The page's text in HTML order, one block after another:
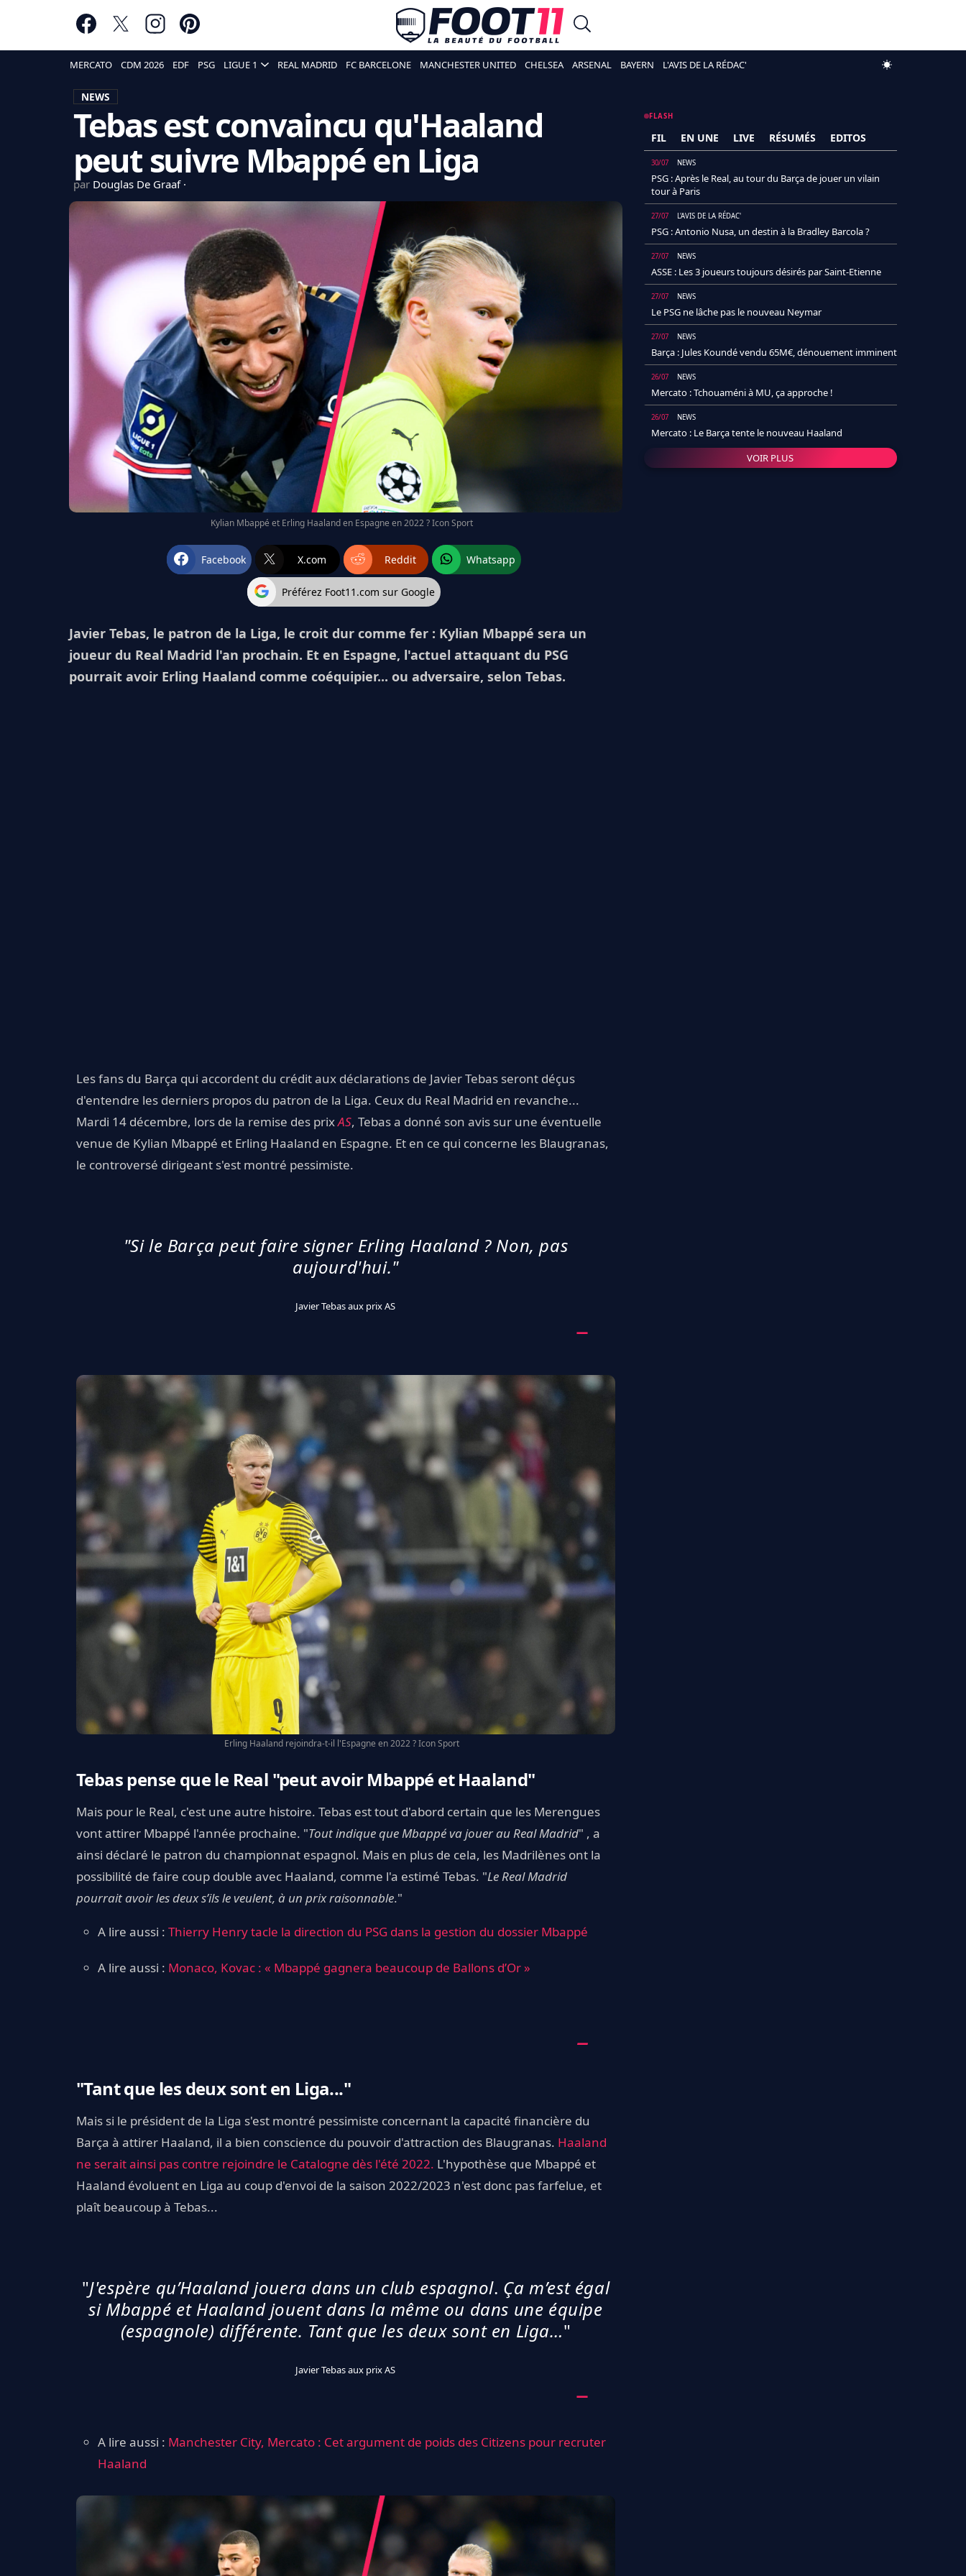
MERCATO CDM 2026 EDF PSG LIGUE 1 REAL MADRID FC BARCELONE MANCHESTER UNITED CHELSEA ARSENAL BAYERN L'AVIS DE LA RÉDAC'
NEWS
Tebas est convaincu qu'Haaland
peut suivre Mbappé en Liga
par Douglas De Graaf
Kylian Mbappé et Erling Haaland en Espagne en 2022 ? Icon Sport
Facebook X.com Reddit Whatsapp
Préférez Foot11.com sur Google
Javier Tebas, le patron de la Liga, le croit dur comme fer : Kylian Mbappé sera un
joueur du Real Madrid l'an prochain. Et en Espagne, l'actuel attaquant du PSG
pourrait avoir Erling Haaland comme coéquipier... ou adversaire, selon Tebas.
Les fans du Barça qui accordent du crédit aux déclarations de Javier Tebas seront déçus
d'entendre les derniers propos du patron de la Liga. Ceux du Real Madrid en revanche...
Mardi 14 décembre, lors de la remise des prixAS, Tebas a donné son avis sur une éventuelle
venue de Kylian Mbappé et Erling Haaland en Espagne. Et en ce qui concerne les Blaugranas,
le controversé dirigeant s'est montré pessimiste.
"Si le Barça peut faire signer Erling Haaland ? Non, pas
aujourd'hui."
Javier Tebas aux prix AS
Erling Haaland rejoindra-t-il l'Espagne en 2022 ? Icon Sport
Tebas pense que le Real "peut avoir Mbappé et Haaland"
Mais pour le Real, c'est une autre histoire. Tebas est tout d'abord certain que les Merengues
vont attirer Mbappé l'année prochaine. "Tout indique que Mbappé va jouer au Real Madrid" , a
ainsi déclaré le patron du championnat espagnol. Mais en plus de cela, les Madrilènes ont la
possibilité de faire coup double avec Haaland, comme l'a estimé Tebas. "Le Real Madrid
pourrait avoir les deux s’ils le veulent, à un prix raisonnable."
A lire aussi : Thierry Henry tacle la direction du PSG dans la gestion du dossier Mbappé
A lire aussi : Monaco, Kovac : « Mbappé gagnera beaucoup de Ballons d’Or »
"Tant que les deux sont en Liga..."
Mais si le président de la Liga s'est montré pessimiste concernant la capacité financière du
Barça à attirer Haaland, il a bien conscience du pouvoir d'attraction des Blaugranas. Haaland
ne serait ainsi pas contre rejoindre le Catalogne dès l'été 2022. L'hypothèse que Mbappé et
Haaland évoluent en Liga au coup d'envoi de la saison 2022/2023 n'est donc pas farfelue, et
plaît beaucoup à Tebas...
"J'espère qu’Haaland jouera dans un club espagnol. Ça m’est égal
si Mbappé et Haaland jouent dans la même ou dans une équipe
(espagnole) différente. Tant que les deux sont en Liga…"
Javier Tebas aux prix AS
A lire aussi : Manchester City, Mercato : Cet argument de poids des Citizens pour recruter
Haaland
FLASH
FIL EN UNE LIVE RÉSUMÉS EDITOS
30/07 NEWS
PSG : Après le Real, au tour du Barça de jouer un vilain
tour à Paris
27/07 L'AVIS DE LA RÉDAC'
PSG : Antonio Nusa, un destin à la Bradley Barcola ?
27/07 NEWS
ASSE : Les 3 joueurs toujours désirés par Saint-Etienne
27/07 NEWS
Le PSG ne lâche pas le nouveau Neymar
27/07 NEWS
Barça : Jules Koundé vendu 65M€, dénouement imminent
26/07 NEWS
Mercato : Tchouaméni à MU, ça approche !
26/07 NEWS
Mercato : Le Barça tente le nouveau Haaland
VOIR PLUS